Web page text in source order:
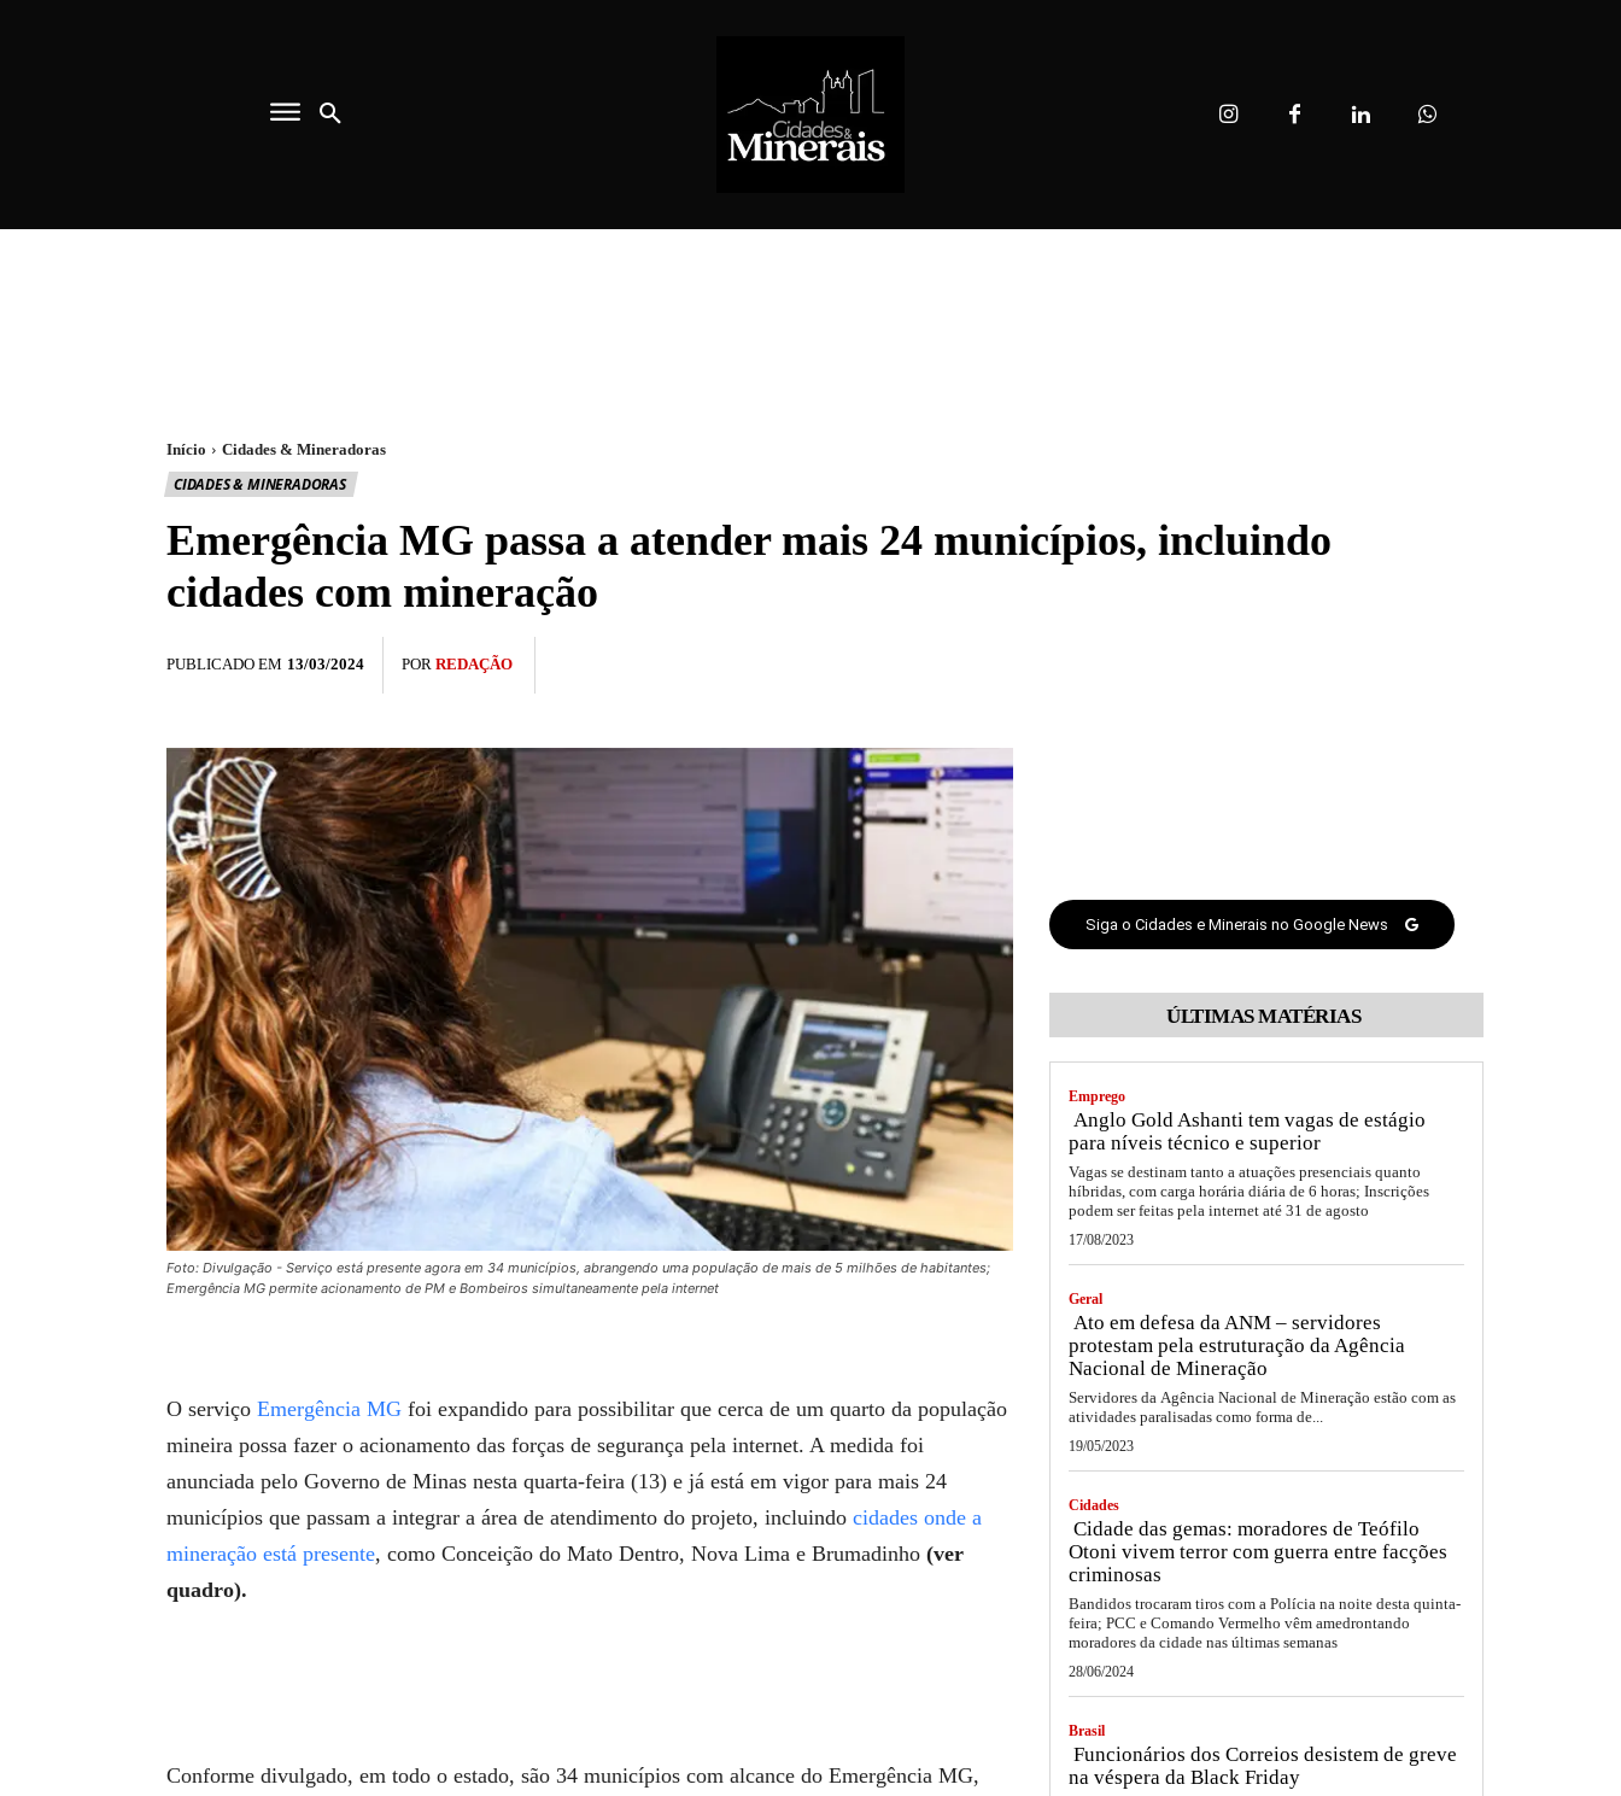
Início Cidades & Mineradoras
CIDADES & MINERADORAS
Emergência MG passa a atender mais 24 municípios, incluindo
cidades com mineração
PUBLICADO EM 13/03/2024 POR REDAÇÃO
Foto: Divulgação - Serviço está presente agora em 34 municípios, abrangendo uma população de mais de 5 milhões de habitantes;
Emergência MG permite acionamento de PM e Bombeiros simultaneamente pela internet
O serviço Emergência MG foi expandido para possibilitar que cerca de um quarto da população
mineira possa fazer o acionamento das forças de segurança pela internet. A medida foi
anunciada pelo Governo de Minas nesta quarta-feira (13) e já está em vigor para mais 24
municípios que passam a integrar a área de atendimento do projeto, incluindo cidades onde a
mineração está presente, como Conceição do Mato Dentro, Nova Lima e Brumadinho (ver
quadro).
Conforme divulgado, em todo o estado, são 34 municípios com alcance do Emergência MG,
Siga o Cidades e Minerais no Google News
ÚLTIMAS MATÉRIAS
Emprego
Anglo Gold Ashanti tem vagas de estágio
para níveis técnico e superior
Vagas se destinam tanto a atuações presenciais quanto
híbridas, com carga horária diária de 6 horas; Inscrições
podem ser feitas pela internet até 31 de agosto
17/08/2023
Geral
Ato em defesa da ANM – servidores
protestam pela estruturação da Agência
Nacional de Mineração
Servidores da Agência Nacional de Mineração estão com as
atividades paralisadas como forma de...
19/05/2023
Cidades
Cidade das gemas: moradores de Teófilo
Otoni vivem terror com guerra entre facções
criminosas
Bandidos trocaram tiros com a Polícia na noite desta quinta-
feira; PCC e Comando Vermelho vêm amedrontando
moradores da cidade nas últimas semanas
28/06/2024
Brasil
Funcionários dos Correios desistem de greve
na véspera da Black Friday